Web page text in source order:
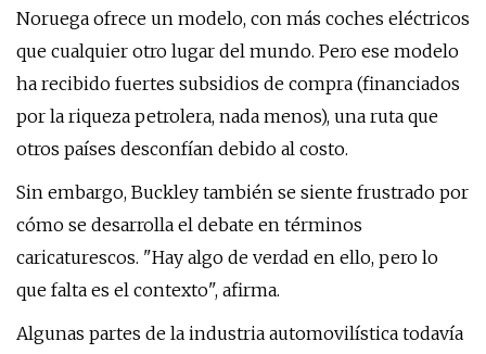
Noruega ofrece un modelo, con más coches eléctricos
que cualquier otro lugar del mundo. Pero ese modelo
ha recibido fuertes subsidios de compra (financiados
por la riqueza petrolera, nada menos), una ruta que
otros países desconfían debido al costo.
Sin embargo, Buckley también se siente frustrado por
cómo se desarrolla el debate en términos
caricaturescos. "Hay algo de verdad en ello, pero lo
que falta es el contexto", afirma.
Algunas partes de la industria automovilística todavía